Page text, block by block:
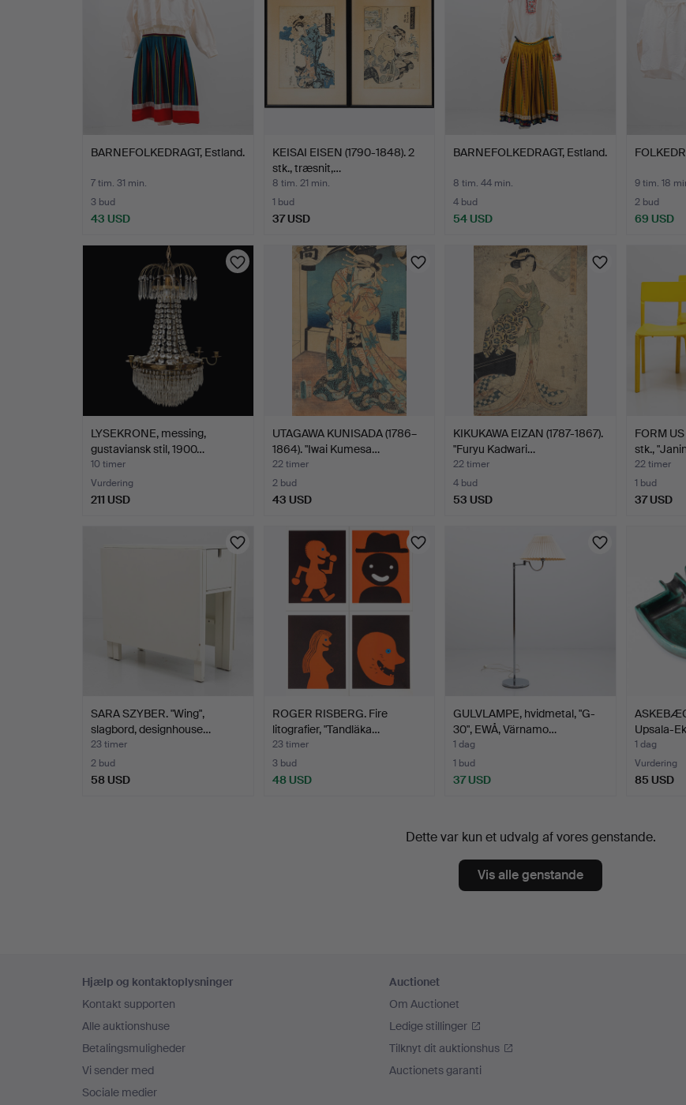
BARNEFOLKEDRAGT, Estland.
7 tim. 31 min.
3 bud
43 USD
KEISAI EISEN (1790-1848). 2
stk., træsnit,…
8 tim. 21 min.
1 bud
37 USD
BARNEFOLKEDRAGT, Estland.
8 tim. 44 min.
4 bud
54 USD
9 tim. 18
2 bud
69 USD
LYSEKRONE, messing,
gustaviansk stil, 1900…
10 timer
Vurdering
211 USD
UTAGAWA KUNISADA (1786–
1864). "Iwai Kumesa…
22 timer
2 bud
43 USD
KIKUKAWA EIZAN (1787-1867).
"Furyu Kadwari…
22 timer
4 bud
53 USD
FORM
stk.,
22 timer
1 bud
37 USD
SARA SZYBER. "Wing",
slagbord, designhouse…
23 timer
2 bud
58 USD
ROGER RISBERG. Fire
litografier, "Tandläka…
23 timer
3 bud
48 USD
GULVLAMPE, hvidmetal, "G-
30", EWÅ, Värnamo…
1 dag
1 bud
37 USD
Upsala-
1 dag
Vurdering
85 USD
Dette var kun et udvalg af vores genstande.
Vis alle genstande
Hjælp og kontaktoplysninger
Kontakt supporten
Alle auktionshuse
Betalingsmuligheder
Vi sender med
Sociale medier
Auctionet
Om Auctionet
Ledige stillinger
Tilknyt dit auktionshus
Auctionets garanti